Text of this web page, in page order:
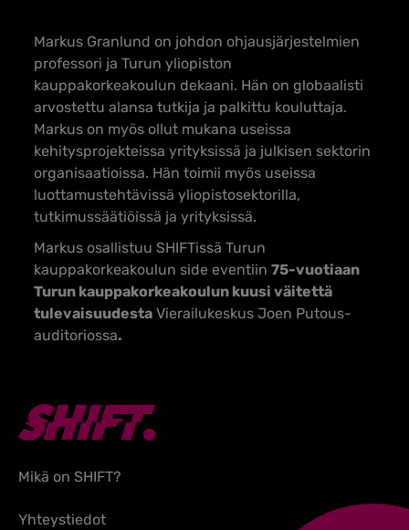
Markus Granlund on johdon ohjausjärjestelmien
professori ja Turun yliopiston
kauppakorkeakoulun dekaani. Hän on globaalisti
arvostettu alansa tutkija ja palkittu kouluttaja.
Markus on myös ollut mukana useissa
kehitysprojekteissa yrityksissä ja julkisen sektorin
organisaatioissa. Hän toimii myös useissa
luottamustehtävissä yliopistosektorilla,
tutkimussäätiöissä ja yrityksissä.
Markus osallistuu SHIFTissä Turun
kauppakorkeakoulun side eventiin 75-vuotiaan
Turun kauppakorkeakoulun kuusi väitettä
tulevaisuudesta Vierailukeskus Joen Putous-
auditoriossa.
Mikä on SHIFT?
Yhteystiedot